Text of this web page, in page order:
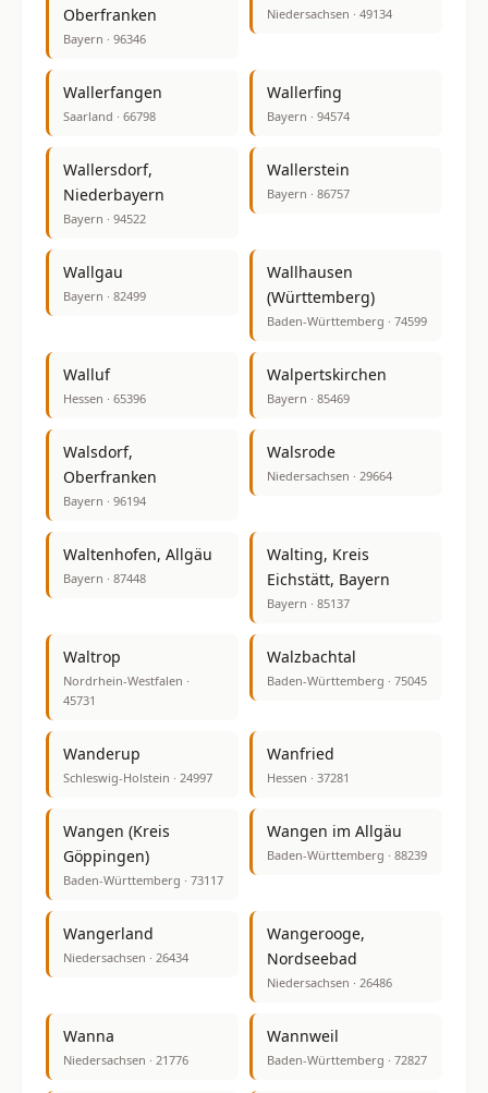
Oberfranken
Bayern · 96346
Niedersachsen · 49134
Wallerfangen
Saarland · 66798
Wallerfing
Bayern · 94574
Wallersdorf,
Niederbayern
Bayern · 94522
Wallerstein
Bayern · 86757
Wallgau
Bayern · 82499
Wallhausen
(Württemberg)
Baden-Württemberg · 74599
Walluf
Hessen · 65396
Walpertskirchen
Bayern · 85469
Walsdorf,
Oberfranken
Bayern · 96194
Walsrode
Niedersachsen · 29664
Waltenhofen, Allgäu
Bayern · 87448
Walting, Kreis
Eichstätt, Bayern
Bayern · 85137
Waltrop
Nordrhein-Westfalen ·
45731
Walzbachtal
Baden-Württemberg · 75045
Wanderup
Schleswig-Holstein · 24997
Wanfried
Hessen · 37281
Wangen (Kreis
Göppingen)
Baden-Württemberg · 73117
Wangen im Allgäu
Baden-Württemberg · 88239
Wangerland
Niedersachsen · 26434
Wangerooge,
Nordseebad
Niedersachsen · 26486
Wanna
Niedersachsen · 21776
Wannweil
Baden-Württemberg · 72827